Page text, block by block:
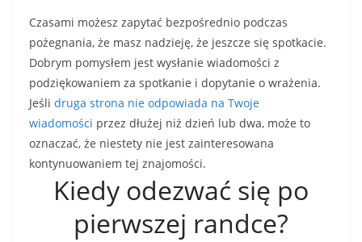
Czasami możesz zapytać bezpośrednio podczas
pożegnania, że masz nadzieję, że jeszcze się spotkacie.
Dobrym pomysłem jest wysłanie wiadomości z
podziękowaniem za spotkanie i dopytanie o wrażenia.
Jeśli druga strona nie odpowiada na Twoje
wiadomości przez dłużej niż dzień lub dwa, może to
oznaczać, że niestety nie jest zainteresowana
kontynuowaniem tej znajomości.
Kiedy odezwać się po
pierwszej randce?